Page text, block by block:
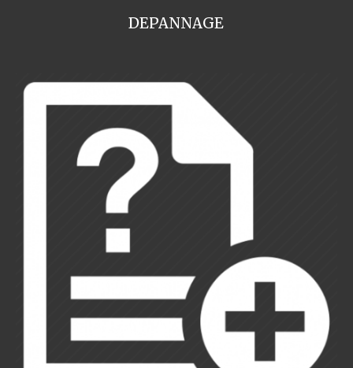
DEPANNAGE